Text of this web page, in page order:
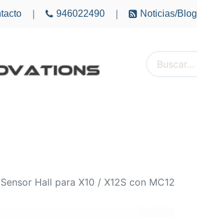
946022490 Noticias/Blog
Hall para X10 / X12S con MC12